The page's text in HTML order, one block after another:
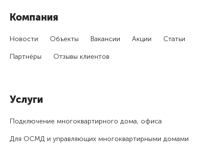
Компания
Новости Объекты Вакансии Акции Статьи
Партнёры Отзывы клиентов
Услуги
Подключение много­квартирного дома, офиса
Для ОСМД и управляющих много­квартирными домами